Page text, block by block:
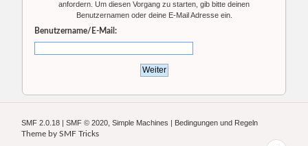
anfordern. Um diesen Vorgang zu starten, gib bitte deinen
Benutzernamen oder deine E-Mail Adresse ein.
Benutzername/E-Mail:
SMF 2.0.18 |SMF © 2020 ,Simple Machines | Bedingungen und Regeln
Theme bySMF Tricks